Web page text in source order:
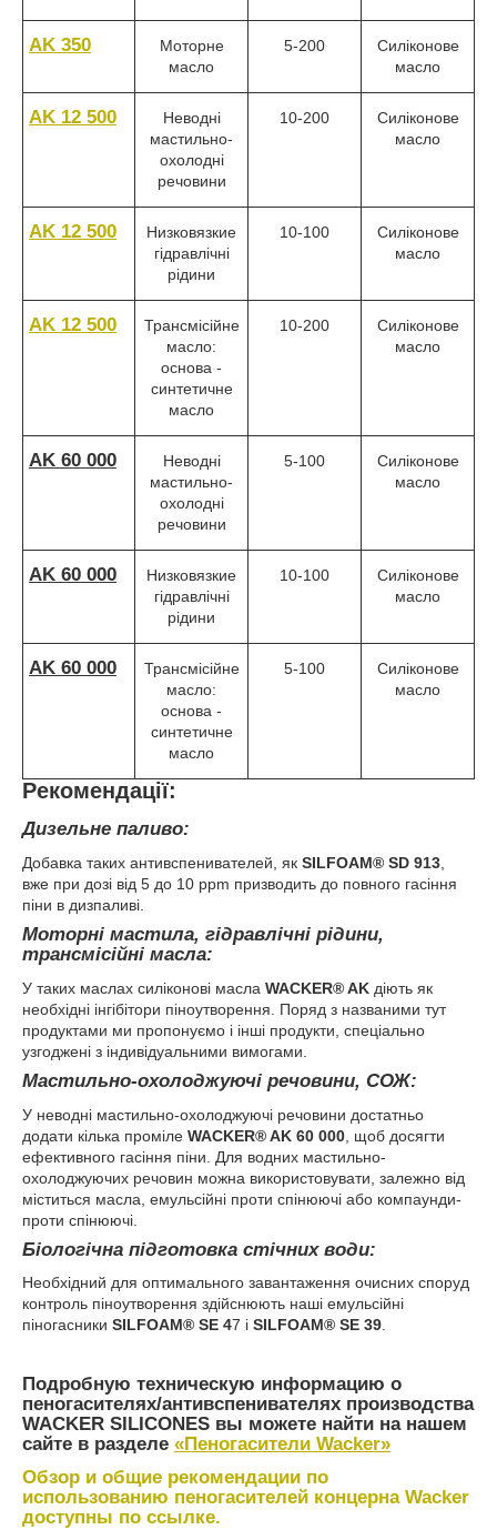
AK 350
Моторне
масло
5-200
Силіконове
масло
AK 12 500
Неводні
мастильно-
охолодні
речовини
10-200
Силіконове
масло
AK 12 500
Низковязкие
гідравлічні
рідини
10-100
Силіконове
масло
AK 12 500
Трансмісійне
масло:
основа -
синтетичне
масло
10-200
Силіконове
масло
AK 60 000
Неводні
мастильно-
охолодні
речовини
5-100
Силіконове
масло
AK 60 000
Низковязкие
гідравлічні
рідини
10-100
Силіконове
масло
AK 60 000
Трансмісійне
масло:
основа -
синтетичне
масло
5-100
Силіконове
масло
Рекомендації:
Дизельне паливо:
Добавка таких антивспенивателей, як SILFOAM® SD 913
вже при дозі від 5 до 10 ppm призводить до повного гасіння
піни в дизпаливі.
Моторні мастила, гідравлічні рідини,
трансмісійні масла:
У таких маслах силіконові масла WACKER® AK діють як
необхідні інгібітори піноутворення. Поряд з названими тут
продуктами ми пропонуємо і інші продукти, спеціально
узгоджені з індивідуальними вимогами.
Мастильно-охолоджуючі речовини, СОЖ:
У неводні мастильно-охолоджуючі речовини достатньо
додати кілька проміле WACKER® AK 60 000 , щоб досягти
ефективного гасіння піни. Для водних мастильно-
охолоджуючих речовин можна використовувати, залежно від
міститься масла, емульсійні проти спінюючі або компаунди-
проти спінюючі.
Біологічна підготовка стічних води:
Необхідний для оптимального завантаження очисних споруд
контроль піноутворення здійснюють наші емульсійні
піногасники SILFOAM® SE 47 і SILFOAM® SE 39.
Подробную техническую информацию о
пеногасителях/антивспенивателях производства
WACKER SILICONES вы можете найти на нашем
сайте в разделе «Пеногасители Wacker»
Обзор и общие рекомендации по
использованию пеногасителей концерна Wacker
доступны по ссылке.